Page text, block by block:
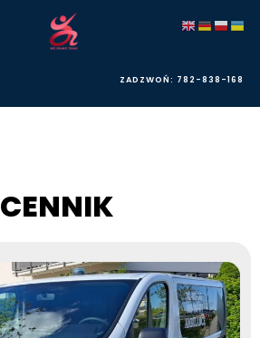
ZADZWOŃ: 782-838-168
CENNIK